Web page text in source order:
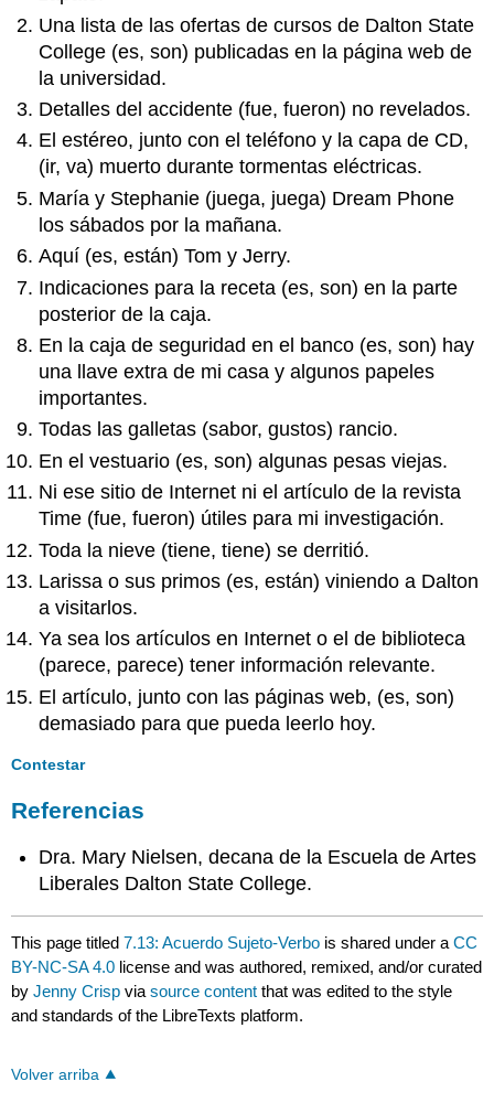
Una lista de las ofertas de cursos de Dalton State
College (es, son) publicadas en la página web de
la universidad.
Detalles del accidente (fue, fueron) no revelados.
El estéreo, junto con el teléfono y la capa de CD,
(ir, va) muerto durante tormentas eléctricas.
María y Stephanie (juega, juega) Dream Phone
los sábados por la mañana.
Aquí (es, están) Tom y Jerry.
Indicaciones para la receta (es, son) en la parte
posterior de la caja.
En la caja de seguridad en el banco (es, son) hay
una llave extra de mi casa y algunos papeles
importantes.
Todas las galletas (sabor, gustos) rancio.
En el vestuario (es, son) algunas pesas viejas.
Ni ese sitio de Internet ni el artículo de la revista
Time (fue, fueron) útiles para mi investigación.
Toda la nieve (tiene, tiene) se derritió.
Larissa o sus primos (es, están) viniendo a Dalton
a visitarlos.
Ya sea los artículos en Internet o el de biblioteca
(parece, parece) tener información relevante.
El artículo, junto con las páginas web, (es, son)
demasiado para que pueda leerlo hoy.
Contestar
Referencias
Dra. Mary Nielsen, decana de la Escuela de Artes
Liberales Dalton State College.
This page titled7.13: Acuerdo Sujeto-Verbo is shared under aCC
BY-NC-SA 4.0 license and was authored, remixed, and/or curated
byJenny Crisp viasource content that was edited to the style
and standards of the LibreTexts platform.
Volver arriba